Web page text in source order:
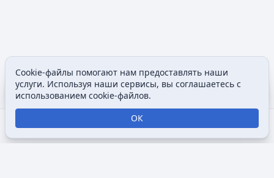
Открыть поиск
Открыть меню
Просмотры
Содержание
Cookie-файлы помогают нам предоставлять наши
услуги. Используя наши сервисы, вы соглашаетесь с
использованием cookie-файлов.
ОК